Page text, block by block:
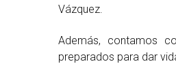
Vázquez.
Además, contamos
preparados para dar